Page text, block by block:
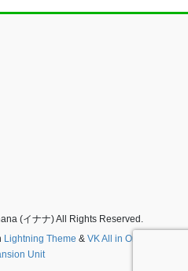
(イナナ) All Rights Reserved.
Lightning Theme & VK All in One
Unit